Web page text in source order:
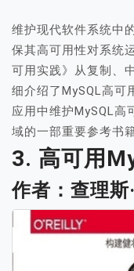
维护现代软件系统中
保其高可用性对系统
可用实践》从复制、
细介绍了MySQL高可
应用中维护MySQL高
域的一部重要参考书籍
3. 高可用
作者：查理斯